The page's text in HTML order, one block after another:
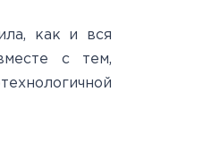
как и вся
с тем,